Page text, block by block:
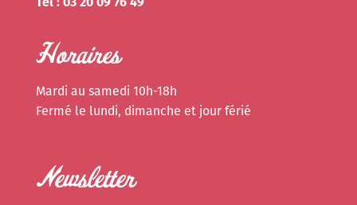
Tél : 03 20 09 76 49
Horaires
Mardi au samedi 10h-18h
Fermé le lundi, dimanche et jour férié
Newsletter